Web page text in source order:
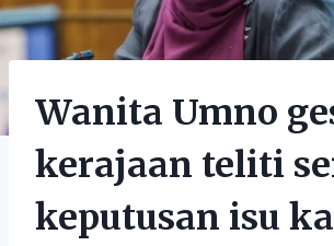
Wanita Umno
kerajaan teliti
keputusan isu